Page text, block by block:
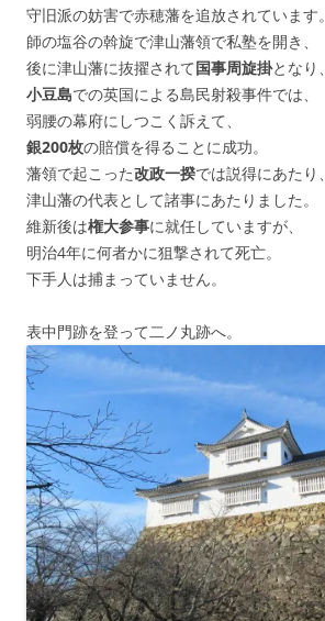
守旧派の妨害で赤穂藩を追放されています。
師の塩谷の斡旋で津山藩領で私塾を開き、
後に津山藩に抜擢されて国事周旋掛となり、
小豆島での英国による島民射殺事件では、
弱腰の幕府にしつこく訴えて、
銀200枚の賠償を得ることに成功。
藩領で起こった改政一揆では説得にあたり、
津山藩の代表として諸事にあたりました。
維新後は権大参事に就任していますが、
明治4年に何者かに狙撃されて死亡。
下手人は捕まっていません。
表中門跡を登って二ノ丸跡へ。